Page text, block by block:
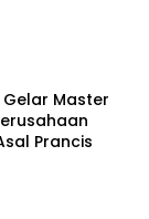
Master
Prancis